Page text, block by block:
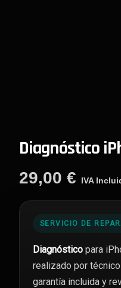
Diagnóstico
29,00 € IVA
SERVICIO DE
Diagnóstico para
realizado por
garantía incluida y